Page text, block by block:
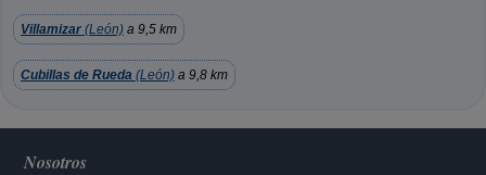
Villamizar (León) a 9,5 km
Cubillas de Rueda (León) a 9,8 km
Nosotros